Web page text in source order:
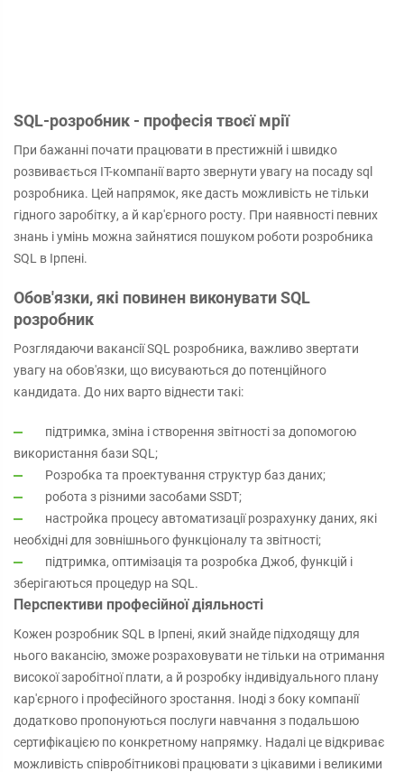
SQL-розробник - професія твоєї мрії
При бажанні почати працювати в престижній і швидко
розвивається IT-компанії варто звернути увагу на посаду sql
розробника. Цей напрямок, яке дасть можливість не тільки
гідного заробітку, а й кар'єрного росту. При наявності певних
знань і умінь можна зайнятися пошуком роботи розробника
SQL в Ірпені.
Обов'язки, які повинен виконувати SQL
розробник
Розглядаючи вакансії SQL розробника, важливо звертати
увагу на обов'язки, що висуваються до потенційного
кандидата. До них варто віднести такі:
підтримка, зміна і створення звітності за допомогою
використання бази SQL;
Розробка та проектування структур баз даних;
робота з різними засобами SSDT;
настройка процесу автоматизації розрахунку даних, які
необхідні для зовнішнього функціоналу та звітності;
підтримка, оптимізація та розробка Джоб, функцій і
зберігаються процедур на SQL.
Перспективи професійної діяльності
Кожен розробник SQL в Ірпені, який знайде підходящу для
нього вакансію, зможе розраховувати не тільки на отримання
високої заробітної плати, а й розробку індивідуального плану
кар'єрного і професійного зростання. Іноді з боку компанії
додатково пропонуються послуги навчання з подальшою
сертифікацією по конкретному напрямку. Надалі це відкриває
можливість співробітникові працювати з цікавими і великими